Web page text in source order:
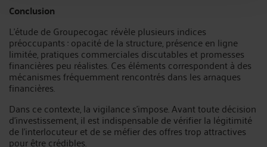
Conclusion
L’étude de Groupecogac révèle plusieurs indices
préoccupants : opacité de la structure, présence en ligne
limitée, pratiques commerciales discutables et promesses
financières peu réalistes. Ces éléments correspondent à des
mécanismes fréquemment rencontrés dans les arnaques
financières.
Dans ce contexte, la vigilance s’impose. Avant toute décision
d’investissement, il est indispensable de vérifier la légitimité
de l’interlocuteur et de se méfier des offres trop attractives
pour être crédibles.